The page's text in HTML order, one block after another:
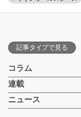
記事タイプで見る
コラム
連載
ニュース